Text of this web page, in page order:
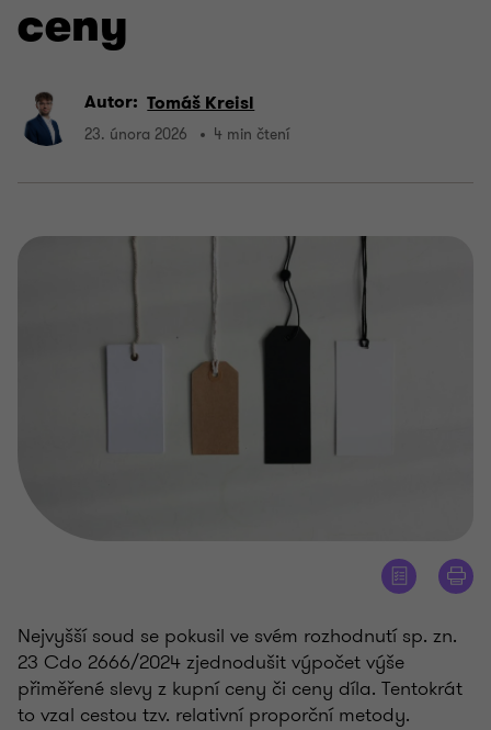
ceny
Autor: Tomáš Kreisl
23. února 2026 4 min čtení
Nejvyšší soud se pokusil ve svém rozhodnutí sp. zn.
23 Cdo 2666/2024 zjednodušit výpočet výše
přiměřené slevy z kupní ceny či ceny díla. Tentokrát
to vzal cestou tzv. relativní proporční metody.